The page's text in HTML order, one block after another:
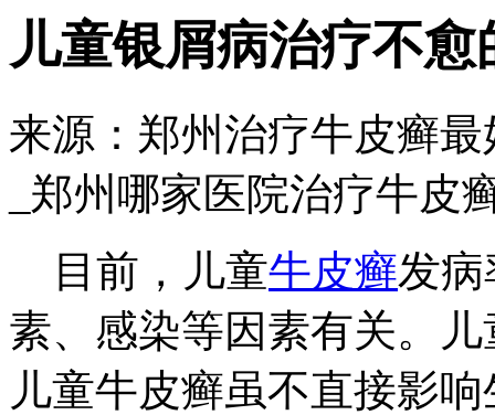
儿童银屑病治疗不
来源：郑州治疗牛皮癣
_郑州哪家医院治疗牛皮
目前，儿童牛皮癣发
素、感染等因素有关。
儿童牛皮癣虽不直接影